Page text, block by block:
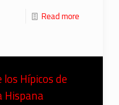
Read more
los Hípicos de
Hispana